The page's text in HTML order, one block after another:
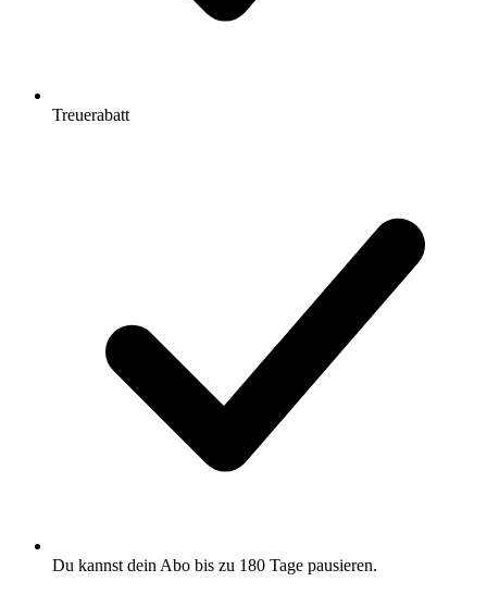
Treuerabatt
Du kannst dein Abo bis zu 180 Tage pausieren.